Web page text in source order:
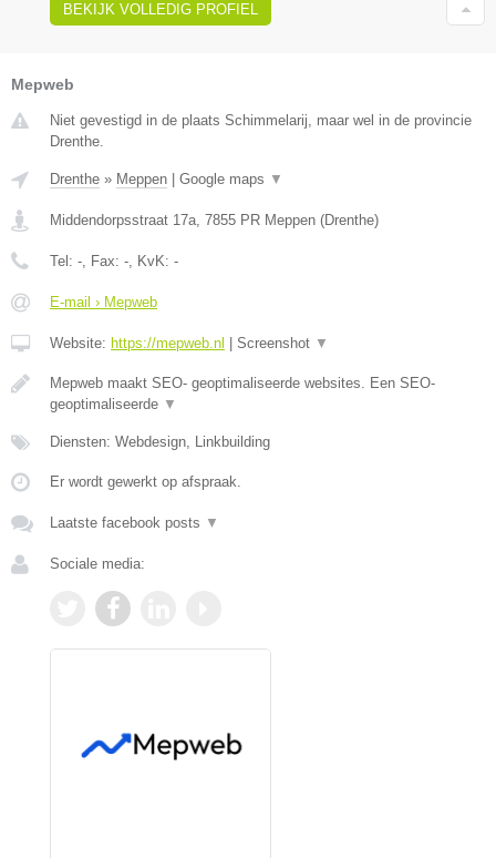
BEKIJK VOLLEDIG PROFIEL
Mepweb
Niet gevestigd in de plaats Schimmelarij, maar wel in de provincie
Drenthe.
Drenthe » Meppen Google maps ▼
Middendorpsstraat 17a, 7855 PR Meppen (Drenthe)
Tel: -, Fax: -, KvK: -
E-mail › Mepweb
Website: https://mepweb.nl Screenshot ▼
Mepweb maakt SEO- geoptimaliseerde websites. Een SEO-
geoptimaliseerde ▼
Diensten: Webdesign, Linkbuilding
Er wordt gewerkt op afspraak.
Laatste facebook posts ▼
Sociale media: